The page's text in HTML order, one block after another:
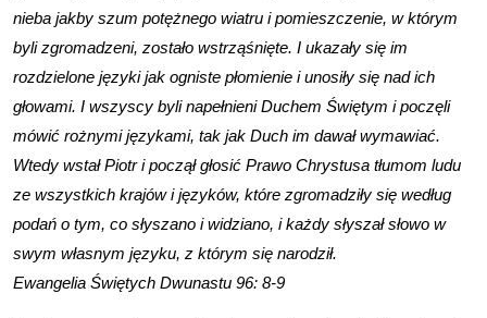
nieba jakby szum potężnego wiatru i pomieszczenie, w którym
byli zgromadzeni, zostało wstrząśnięte. I ukazały się im
rozdzielone języki jak ogniste płomienie i unosiły się nad ich
głowami. I wszyscy byli napełnieni Duchem Świętym i poczęli
mówić rożnymi językami, tak jak Duch im dawał wymawiać.
Wtedy wstał Piotr i począł głosić Prawo Chrystusa tłumom ludu
ze wszystkich krajów i języków, które zgromadziły się według
podań o tym, co słyszano i widziano, i każdy słyszał słowo w
swym własnym języku, z którym się narodził.
Ewangelia Świętych Dwunastu 96: 8-9